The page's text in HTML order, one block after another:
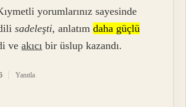
yorumlarınız sayesinde
dilisadeleşti, anlatımdaha güçlü
veakıcı bir üslup kazandı.
Yanıtla